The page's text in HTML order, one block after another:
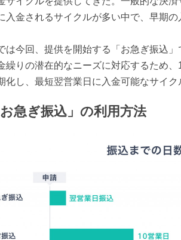
入金されるサイクルが多い中で、早期の
は今回、提供を開始する「お急ぎ振込
繰りの潜在的なニーズに対応するため
化し、最短翌営業日に入金可能なサイク
お急ぎ振込」の利用方法